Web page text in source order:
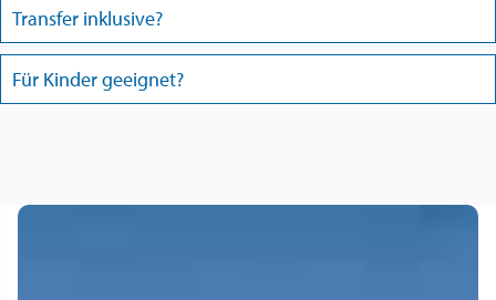
Transfer inklusive?
Für Kinder geeignet?